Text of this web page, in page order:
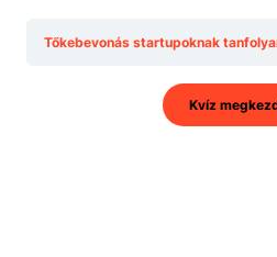
Tőkebevonás startupoknak